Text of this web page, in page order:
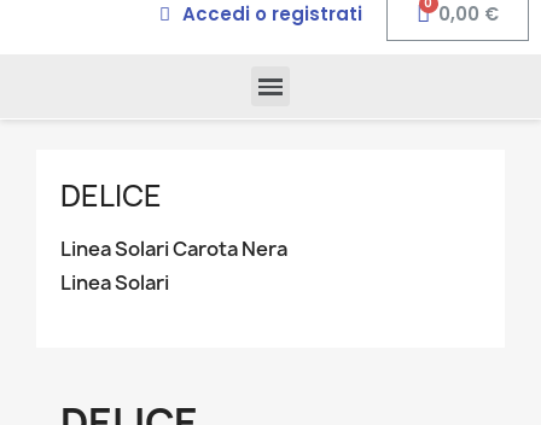
Accedi o registrati 0,00 €
DELICE
Linea Solari Carota Nera
Linea Solari